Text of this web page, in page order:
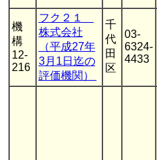
機
構
12-
216
フク２１
株式会社
（平成27年
3月1日迄の
評価機関）
千
代
田
区
03-
6324-
4433